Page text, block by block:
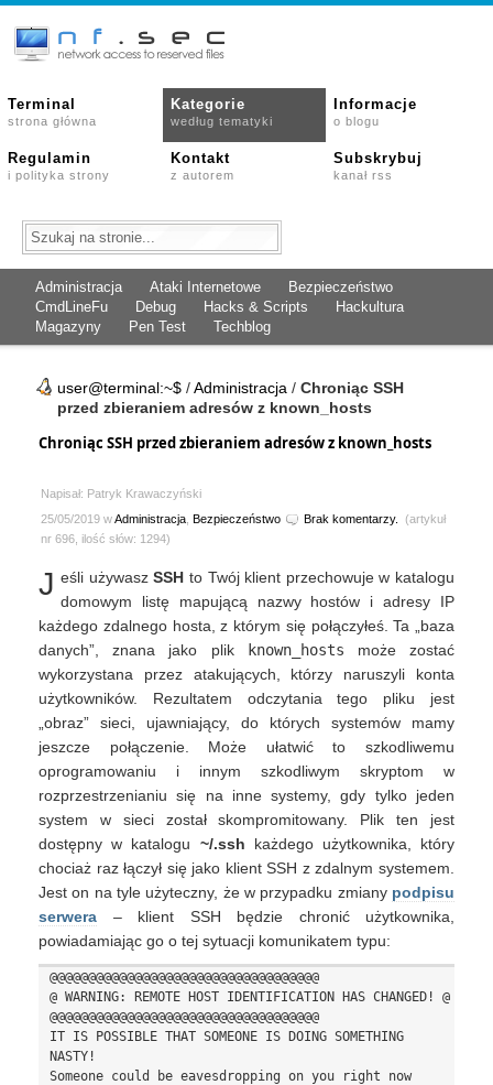
Terminal
strona główna
Kategorie
według tematyki
Informacje
o blogu
Regulamin
i polityka strony
Kontakt
z autorem
Subskrybuj
kanał rss
Administracja Ataki Internetowe
Bezpieczeństwo
CmdLineFu
Debug Hacks & Scripts
Hackultura
Magazyny
Pen Test Techblog
user@terminal:~$ /Administracja / Chroniąc SSH
przed zbieraniem adresów z known_hosts
Chroniąc SSH przed zbieraniem adresów z known_hosts
Napisał: Patryk Krawaczyński
25/05/2019 wAdministracja Bezpieczeństwo Brak komentarzy.
(artykuł
nr 696, ilość słów: 1294)
J eśli używaszSSH to Twój klient przechowuje w katalogu
domowym listę mapującą nazwy hostów i adresy IP
każdego zdalnego hosta, z którym się połączyłeś. Ta „baza
danych”, znana jako plik
known_hosts może zostać
wykorzystana przez atakujących, którzy naruszyli konta
użytkowników. Rezultatem odczytania tego pliku jest
„obraz” sieci, ujawniający, do których systemów mamy
jeszcze połączenie. Może ułatwić to szkodliwemu
oprogramowaniu i innym szkodliwym skryptom w
rozprzestrzenianiu się na inne systemy, gdy tylko jeden
system w sieci został skompromitowany. Plik ten jest
dostępny w katalogu ~/.ssh każdego użytkownika, który
chociaż raz łączył się jako klient SSH z zdalnym systemem.
Jest on na tyle użyteczny, że w przypadku zmiany podpisu
serwera – klient SSH będzie chronić użytkownika,
powiadamiając go o tej sytuacji komunikatem typu:
@@@@@@@@@@@@@@@@@@@@@@@@@@@@@@@@@@@
@ WARNING: REMOTE HOST IDENTIFICATION HAS CHANGED! @
@@@@@@@@@@@@@@@@@@@@@@@@@@@@@@@@@@@
IT IS POSSIBLE THAT SOMEONE IS DOING SOMETHING
NASTY!
Someone could be eavesdropping on you right now